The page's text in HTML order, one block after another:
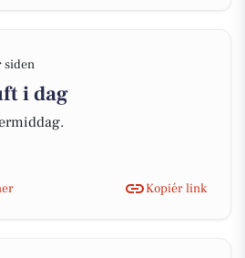
siden
i dag
Kopiér link